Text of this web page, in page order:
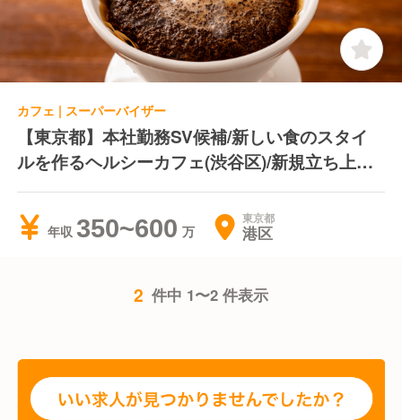
カフェ | スーパーバイザー
【東京都】本社勤務SV候補/新しい食のスタイ
ルを作るヘルシーカフェ(渋谷区)/新規立ち上げ
業態＊月8日休み＊季節休あり
年収 350~600 東京都
港区
2 件中 1〜2 件表示